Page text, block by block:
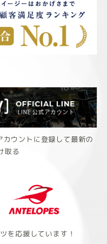
ウントに登録して最新の
取る
を応援しています！